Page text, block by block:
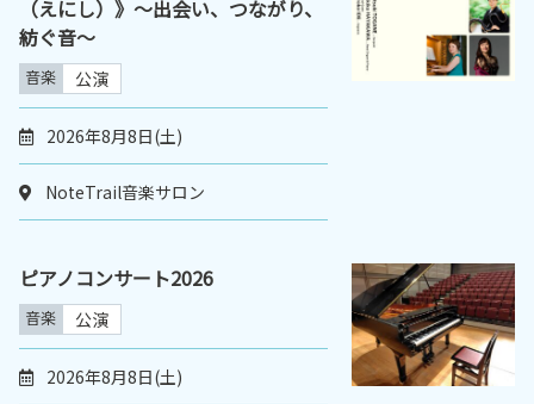
（えにし）》〜出会い、つながり、
紡ぐ音〜
音楽 公演
2026年8月8日(土)
NoteTrail音楽サロン
ピアノコンサート2026
音楽 公演
2026年8月8日(土)